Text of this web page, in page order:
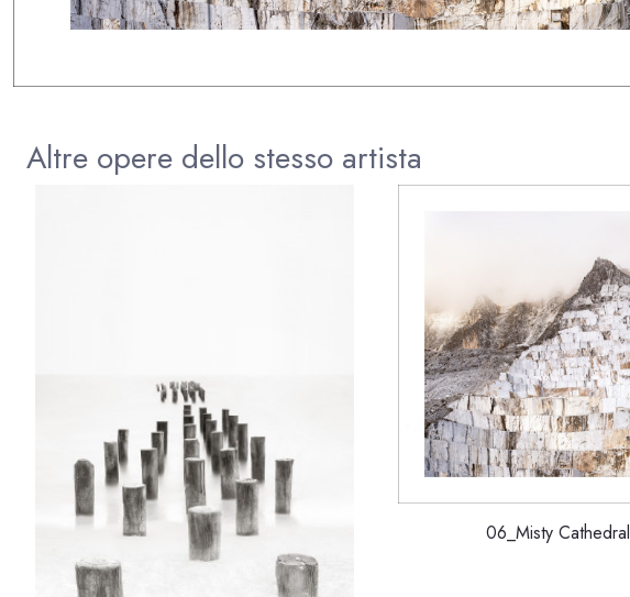
Altre opere dello stesso artista
06_Misty Cathedral